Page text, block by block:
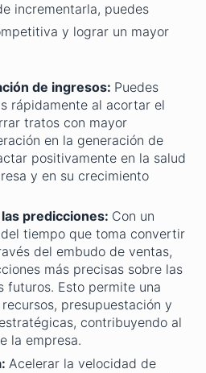
incrementarla, puedes
y lograr un mayor
de ingresos: Puedes
rápidamente al acortar el
tratos con mayor
en la generación de
positivamente en la salud
y en su crecimiento
predicciones: Con un
tiempo que toma convertir
del embudo de ventas,
más precisas sobre las
futuros. Esto permite una
presupuestación y
contribuyendo al
la empresa.
Acelerar la velocidad de